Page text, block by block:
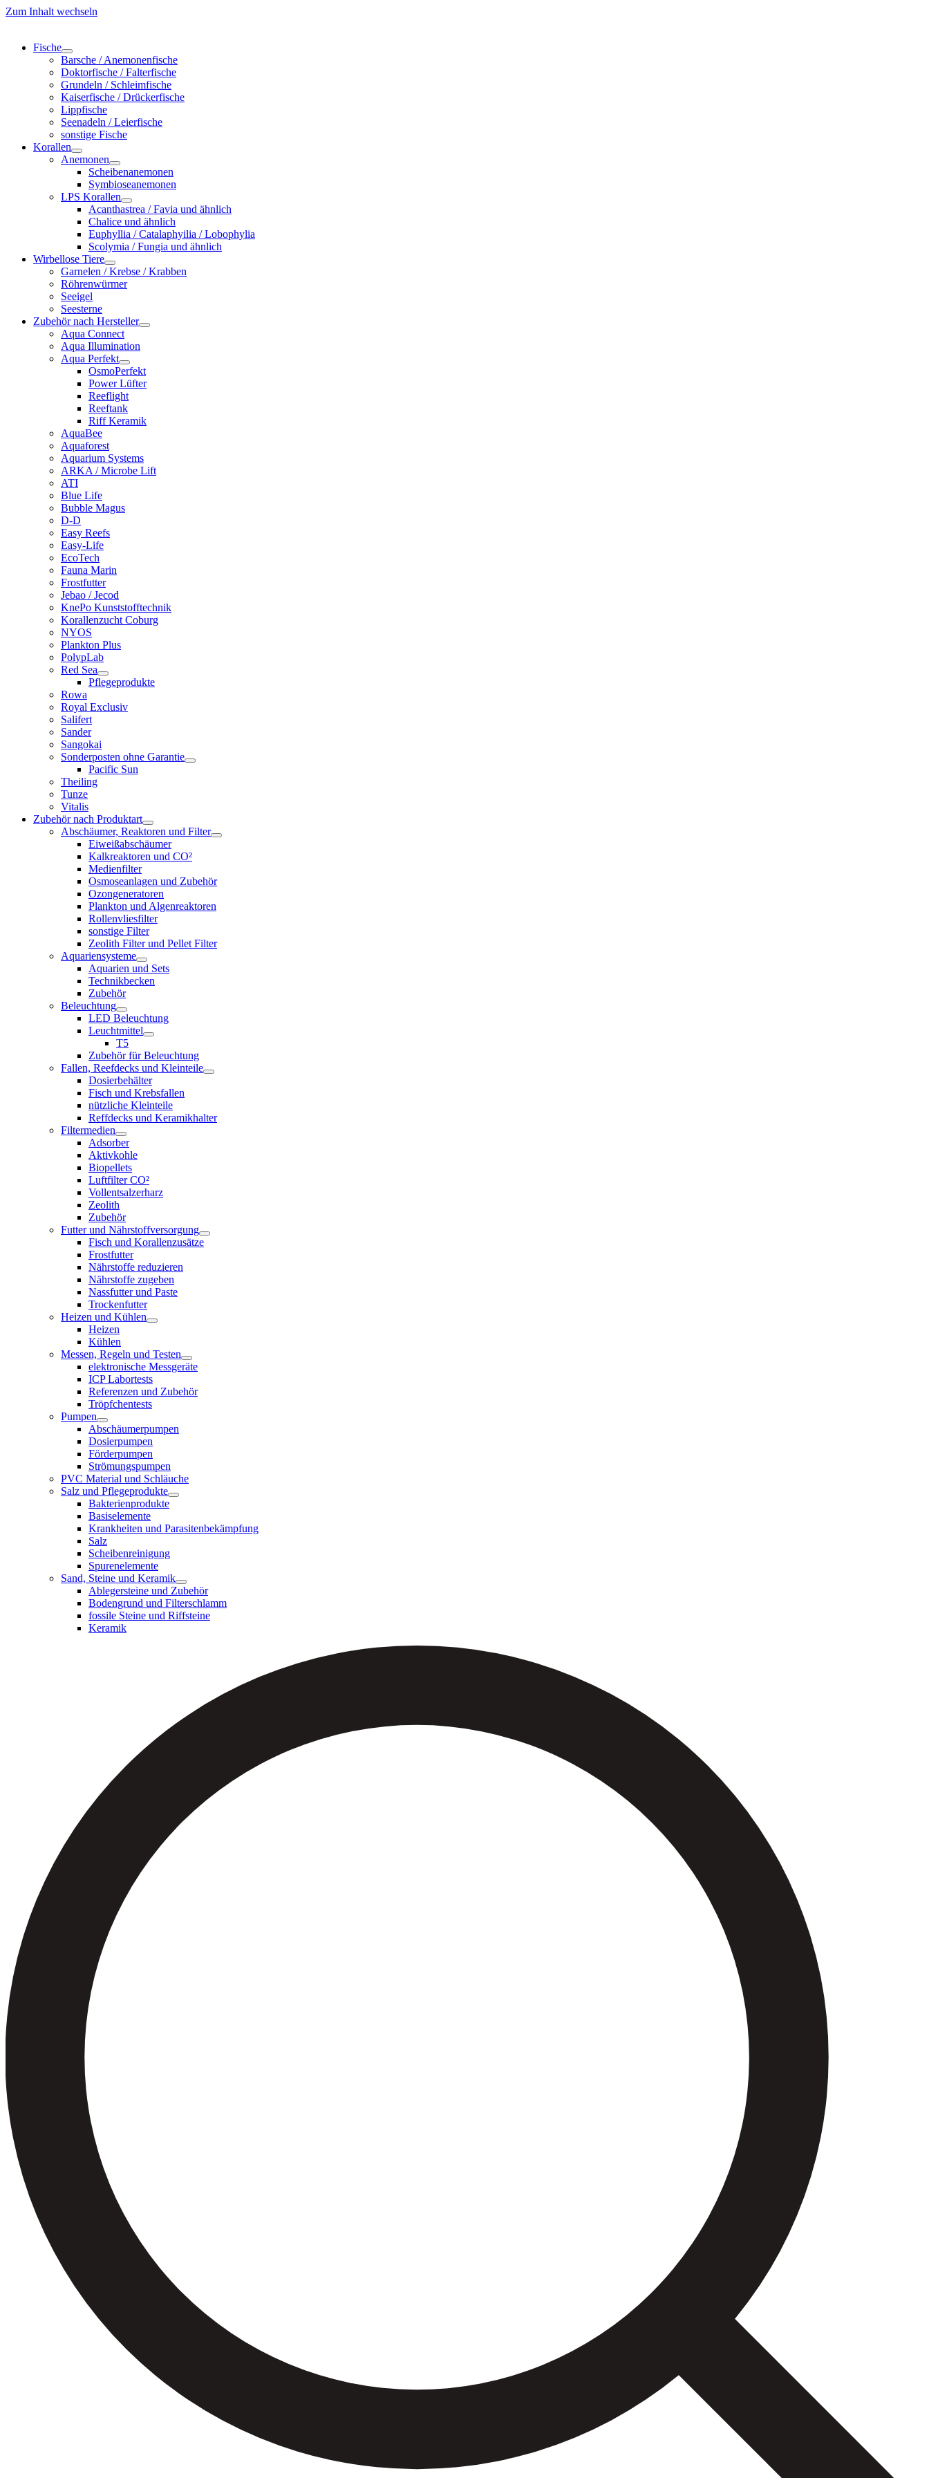
Zum Inhalt wechseln
Fische
Barsche / Anemonenfische
Doktorfische / Falterfische
Grundeln / Schleimfische
Kaiserfische / Drückerfische
Lippfische
Seenadeln / Leierfische
sonstige Fische
Korallen
Anemonen
Scheibenanemonen
Symbioseanemonen
LPS Korallen
Acanthastrea / Favia und ähnlich
Chalice und ähnlich
Euphyllia / Catalaphyilia / Lobophylia
Scolymia / Fungia und ähnlich
Wirbellose Tiere
Garnelen / Krebse / Krabben
Röhrenwürmer
Seeigel
Seesterne
Zubehör nach Hersteller
Aqua Connect
Aqua Illumination
Aqua Perfekt
OsmoPerfekt
Power Lüfter
Reeflight
Reeftank
Riff Keramik
AquaBee
Aquaforest
Aquarium Systems
ARKA / Microbe Lift
ATI
Blue Life
Bubble Magus
D-D
Easy Reefs
Easy-Life
EcoTech
Fauna Marin
Frostfutter
Jebao / Jecod
KnePo Kunststofftechnik
Korallenzucht Coburg
NYOS
Plankton Plus
PolypLab
Red Sea
Pflegeprodukte
Rowa
Royal Exclusiv
Salifert
Sander
Sangokai
Sonderposten ohne Garantie
Pacific Sun
Theiling
Tunze
Vitalis
Zubehör nach Produktart
Abschäumer, Reaktoren und Filter
Eiweißabschäumer
Kalkreaktoren und CO²
Medienfilter
Osmoseanlagen und Zubehör
Ozongeneratoren
Plankton und Algenreaktoren
Rollenvliesfilter
sonstige Filter
Zeolith Filter und Pellet Filter
Aquariensysteme
Aquarien und Sets
Technikbecken
Zubehör
Beleuchtung
LED Beleuchtung
Leuchtmittel
T5
Zubehör für Beleuchtung
Fallen, Reefdecks und Kleinteile
Dosierbehälter
Fisch und Krebsfallen
nützliche Kleinteile
Reffdecks und Keramikhalter
Filtermedien
Adsorber
Aktivkohle
Biopellets
Luftfilter CO²
Vollentsalzerharz
Zeolith
Zubehör
Futter und Nährstoffversorgung
Fisch und Korallenzusätze
Frostfutter
Nährstoffe reduzieren
Nährstoffe zugeben
Nassfutter und Paste
Trockenfutter
Heizen und Kühlen
Heizen
Kühlen
Messen, Regeln und Testen
elektronische Messgeräte
ICP Labortests
Referenzen und Zubehör
Tröpfchentests
Pumpen
Abschäumerpumpen
Dosierpumpen
Förderpumpen
Strömungspumpen
PVC Material und Schläuche
Salz und Pflegeprodukte
Bakterienprodukte
Basiselemente
Krankheiten und Parasitenbekämpfung
Salz
Scheibenreinigung
Spurenelemente
Sand, Steine und Keramik
Ablegersteine und Zubehör
Bodengrund und Filterschlamm
fossile Steine und Riffsteine
Keramik